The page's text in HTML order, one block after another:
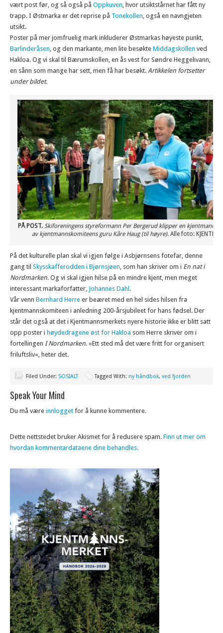
vært post før, og så også på Oppkuven , hvor utsiktstårnet har fått ny
trapp. I Østmarka er det reprise på Tonekollen , også en navngjeten
utsikt.
Poster på mer jomfruelig mark inkluderer Østmarkas høyeste punkt,
Barlinderåsen , og den markante, men lite besøkte Middagskollen ved
Hakloa. Og vi skal til Bærumskollen, en ås vest for Søndre Heggelivann,
en sånn som mange har sett, men få har besøkt. Artikkelen fortsetter
under bildet.
PÅ POST. Skiforeningens styreformann Per Bergerud klipper en
av kjentmannskomiteens guru Kåre Haug (til høyre). Alle foto:
På det kulturelle plan skal vi igjen følge i Asbjørnsens fotefar, denne
gang til Skysskafferodden i Bjørnsjøen, som han skriver om i En nat i
Nordmarken. Og vi skal igjen hilse på en mindre kjent, men meget
interessant markaforfatter, Johannes Dahl .
Vår venn Bernhard Herre er beæret med en hel sides hilsen fra
kjentmannskomiteen i anledning 200-årsjubileet for hans fødsel. Der
står det også at det i Kjentmannsmerkets nyere historie ikke er blitt satt
opp poster i høydedragene øst for Hakloa som Herre skriver om i
fortellingen I Nordmarken. «Ett sted må det være fritt for organisert
friluftsliv«, heter det.
Filed Under: SOSIALT Tagged With: ny håndbok, ved fjorden
Speak Your Mind
Du må være innlogget for å kunne kommentere.
Dette nettstedet bruker Akismet for å redusere spam. Finn ut mer om
hvordan kommentardataene dine behandles.